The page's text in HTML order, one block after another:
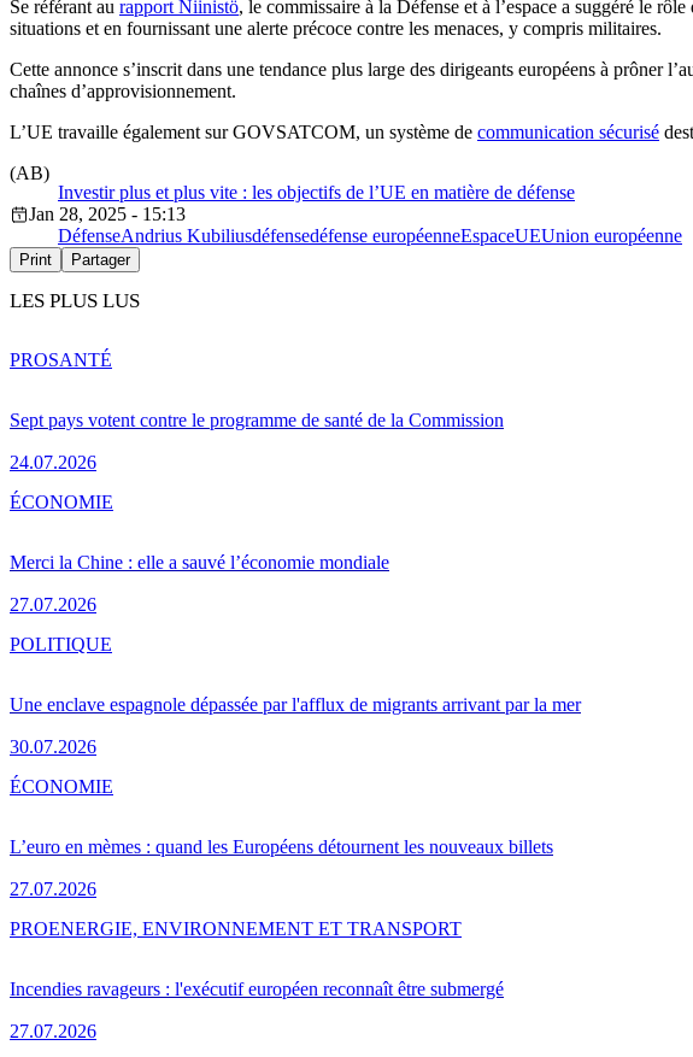
Se référant au rapport Niinistö, le commissaire à la Défense et à l’espace a suggéré le
situations et en fournissant une alerte précoce contre les menaces, y compris militaires.
Cette annonce s’inscrit dans une tendance plus large des dirigeants européens à prôner
chaînes d’approvisionnement.
L’UE travaille également sur GOVSATCOM, un système de communication sécurisé
Investir plus et plus vite : les objectifs de l’UE en matière de défense
(AB)
Jan 28, 2025 - 15:13
DéfenseAndrius Kubiliusdéfensedéfense européenneEspaceUEUnion européenne
Print Partager
LES PLUS LUS
Sept pays votent contre le programme de santé de la Commission
24.07.2026
PROSANTÉ
Merci la Chine : elle a sauvé l’économie mondiale
27.07.2026
ÉCONOMIE
Une enclave espagnole dépassée par l'afflux de migrants arrivant par la mer
30.07.2026
POLITIQUE
L’euro en mèmes : quand les Européens détournent les nouveaux billets
27.07.2026
ÉCONOMIE
Incendies ravageurs : l'exécutif européen reconnaît être submergé
27.07.2026
PROENERGIE, ENVIRONNEMENT ET TRANSPORT